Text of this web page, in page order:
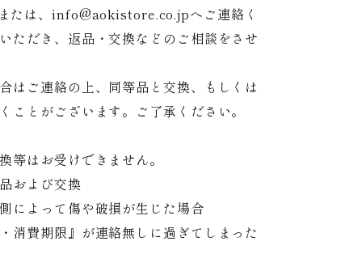
たは、info@aokistore.co.jpへご連絡く
ただき、返品・交換などのご相談をさせ
はご連絡の上、同等品と交換、もしくは
ことがございます。ご了承ください。
等はお受けできません。
および交換
によって傷や破損が生じた場合
消費期限』が連絡無しに過ぎてしまった